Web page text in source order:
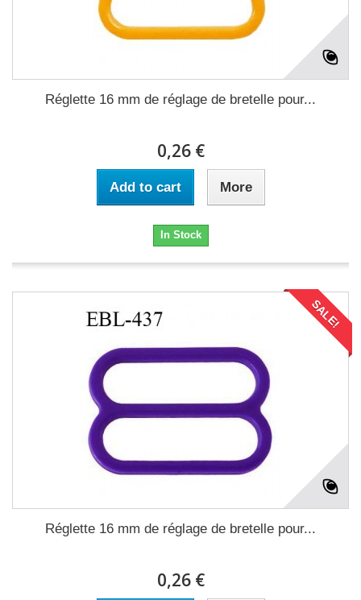
Réglette 16 mm de réglage de bretelle pour...
0,26 €
Add to cart More
In Stock
SALE!
Réglette 16 mm de réglage de bretelle pour...
0,26 €